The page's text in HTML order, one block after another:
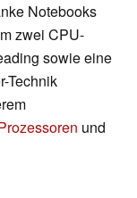
Notebooks
zwei CPU-
sowie eine
Technik
und